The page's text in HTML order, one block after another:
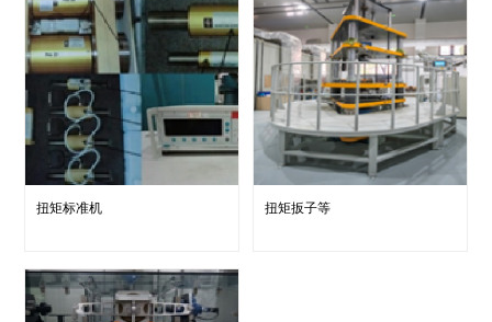
扭矩标准机 扭矩扳子等